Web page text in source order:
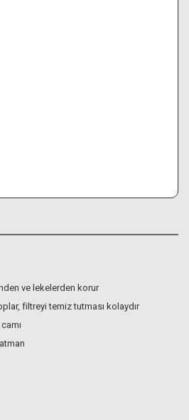
ve lekelerden korur
filtreyi temiz tutması kolaydır